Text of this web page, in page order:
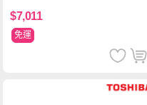
$7,011
免運